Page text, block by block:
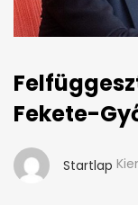
Fekete-
Startlap